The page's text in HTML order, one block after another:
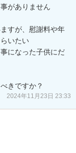
がありません
すが、慰謝料や年
いたい
になった子供にだ
きですか？
2024年11月23日 23:33